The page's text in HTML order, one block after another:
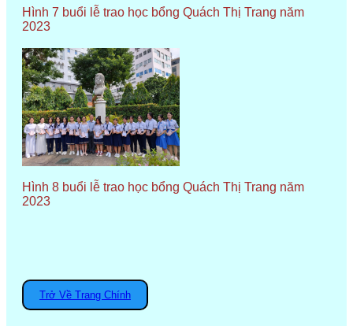
Hình 7 buổi lễ trao học bổng Quách Thị Trang năm
2023
Hình 8 buổi lễ trao học bổng Quách Thị Trang năm
2023
Trở Về Trang Chính